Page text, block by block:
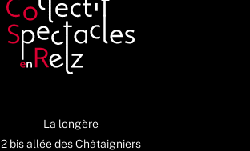
La longère
2 bis allée des Châtaigniers